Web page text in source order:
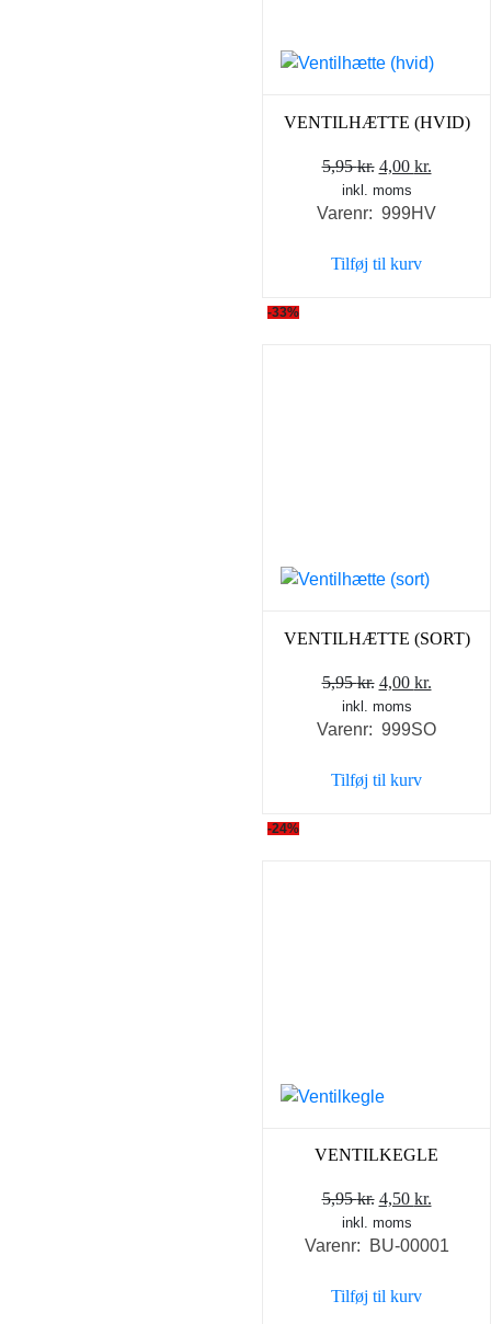
VENTILHÆTTE (HVID)
5,95kr. Den
oprindelige
pris
5,95 kr..
4,00 kr.
pris
inkl. moms
Varenr: 999HV
Tilføj til kurv
-33%
VENTILHÆTTE (SORT)
5,95kr. Den
oprindelige
pris
5,95 kr..
4,00 kr.
pris
inkl. moms
Varenr: 999SO
Tilføj til kurv
-24%
VENTILKEGLE
5,95kr. Den
oprindelige
pris
5,95 kr..
4,50 kr.Den
pris
inkl. moms
Varenr: BU-00001
Tilføj til kurv